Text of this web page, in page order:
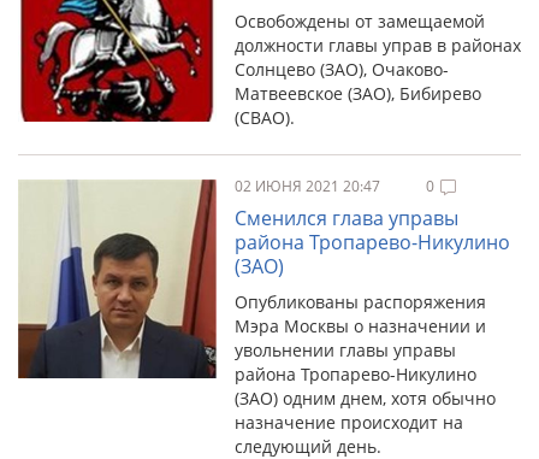
Освобождены от замещаемой
должности главы управ в районах
Солнцево (ЗАО), Очаково-
Матвеевское (ЗАО), Бибирево
(СВАО).
02 ИЮНЯ 2021 20:47 0
Сменился глава управы
района Тропарево-Никулино
(ЗАО)
Опубликованы распоряжения
Мэра Москвы о назначении и
увольнении главы управы
района Тропарево-Никулино
(ЗАО) одним днем, хотя обычно
назначение происходит на
следующий день.